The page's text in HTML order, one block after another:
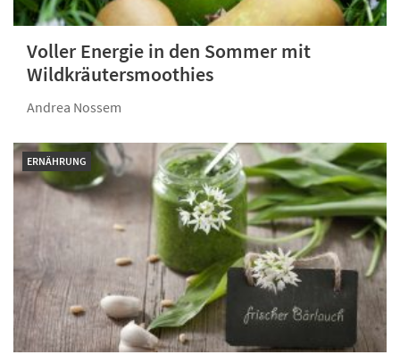
Voller Energie in den Sommer mit
Wildkräuter­smoothies
Andrea Nossem
ERNÄHRUNG